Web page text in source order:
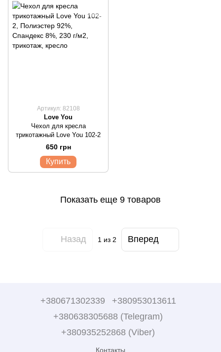
Артикул: 82108
Love You
Чехол для кресла
трикотажный Love You 102-2
650 грн
Купить
Показать еще 9 товаров
Назад 1 из 2 Вперед
+380671302339
+380953013611
+380638305688 (Telegram)
+380935252868 (Viber)
Контакты